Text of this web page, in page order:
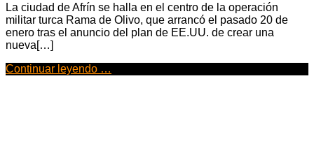
La ciudad de Afrín se halla en el centro de la operación
militar turca Rama de Olivo, que arrancó el pasado 20 de
enero tras el anuncio del plan de EE.UU. de crear una
nueva[…]
Continuar leyendo …